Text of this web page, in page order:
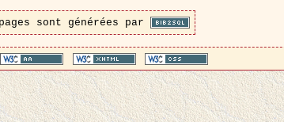
sont générées par